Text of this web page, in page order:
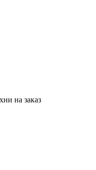
на заказ